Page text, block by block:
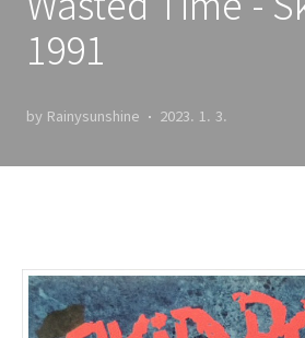
1991
by Rainysunshine 2023. 1. 3.